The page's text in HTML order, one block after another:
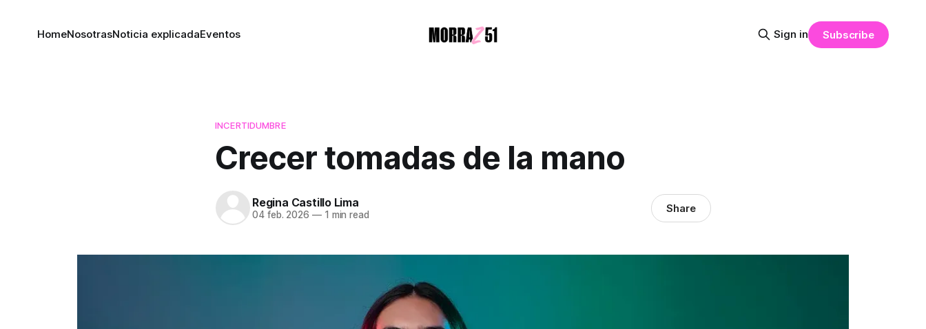
HomeNosotrasNoticia explicadaEventos Sign in Subscribe
INCERTIDUMBRE
Crecer tomadas de la mano
Regina Castillo Lima
04 feb. 2026 —1 min read Share